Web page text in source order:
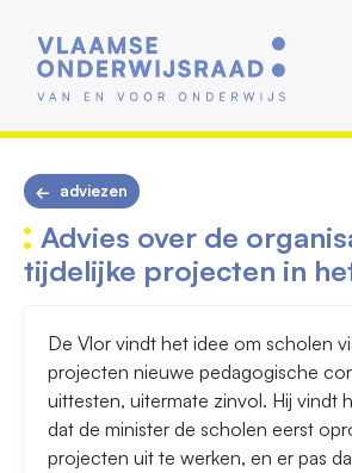
adviezen
Advies over de
tijdelijke projecten in
De Vlor vindt het idee om scholen
projecten nieuwe pedagogische
uittesten, uitermate zinvol. Hij vindt
dat de minister de scholen eerst
projecten uit te werken, en er pas